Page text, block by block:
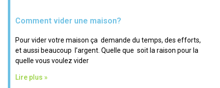
Comment vider une maison?
Pour vider votre maison ça demande du temps, des efforts,
et aussi beaucoup l’argent. Quelle que soit la raison pour la
quelle vous voulez vider
Lire plus »